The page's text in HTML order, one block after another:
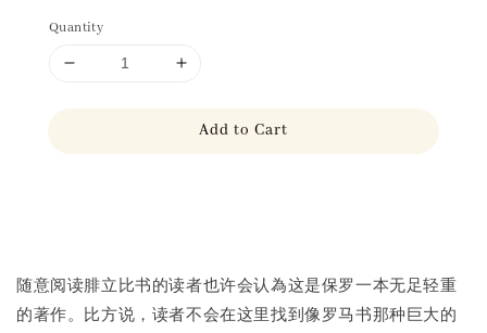
Quantity
Add to Cart
随意阅读腓立比书的读者也许会认為这是保罗一本无足轻重
的著作。比方说，读者不会在这里找到像罗马书那种巨大的